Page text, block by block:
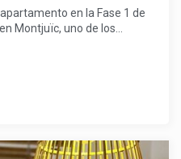
en la Fase 1 de
Montjuïc, uno de los
cuidadosamente
por un balcón privado
y vistas abiertas.El
un espacio flexible